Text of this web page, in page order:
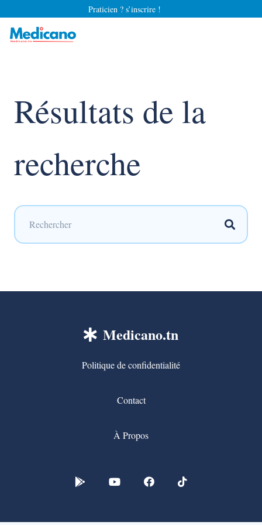
Praticien ? s’inscrire !
Résultats de la
recherche
Medicano.tn
Politique de confidentialité
Contact
À Propos